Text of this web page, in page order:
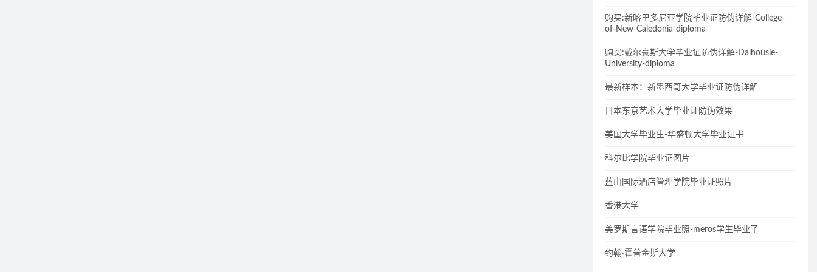
购买:新喀里多尼亚学院毕业证防伪详解-College-
of-New-Caledonia-diploma
购买:戴尔豪斯大学毕业证防伪详解-Dalhousie-
University-diploma
最新样本：新墨西哥大学毕业证防伪详解
日本东京艺术大学毕业证防伪效果
美国大学毕业生-华盛顿大学毕业证书
科尔比学院毕业证图片
蓝山国际酒店管理学院毕业证照片
香港大学
美罗斯言语学院毕业照-meros学生毕业了
约翰·霍普金斯大学